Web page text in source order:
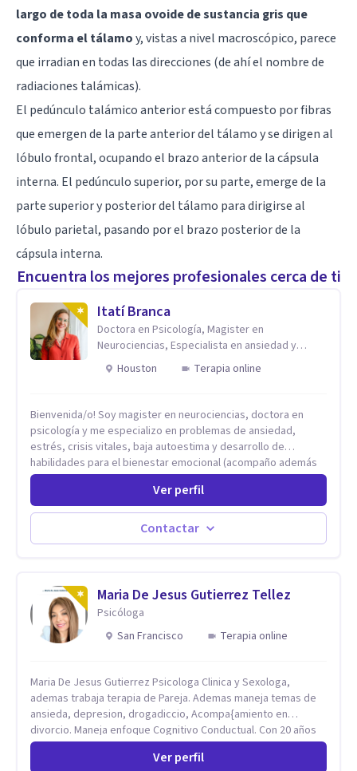
largo de toda la masa ovoide de sustancia gris que
conforma el tálamoy, vistas a nivel macroscópico, parece
que irradian en todas las direcciones (de ahí el nombre de
radiaciones talámicas).
El pedúnculo talámico anterior está compuesto por fibras
que emergen de la parte anterior del tálamo y se dirigen al
lóbulo frontal, ocupando el brazo anterior de la cápsula
interna. El pedúnculo superior, por su parte, emerge de la
parte superior y posterior del tálamo para dirigirse al
lóbulo parietal, pasando por el brazo posterior de la
cápsula interna.
Encuentra los mejores profesionales cerca de ti
Itatí Branca
Doctora en Psicología, Magister en
Neurociencias, Especialista en ansiedad y
mindfulness
Houston Terapia online
Bienvenida/o! Soy magister en neurociencias, doctora en
psicología y me especializo en problemas de ansiedad,
estrés, crisis vitales, baja autoestima y desarrollo de
habilidades para el bienestar emocional (acompaño además
problemáticas como la desregulación emocional, tendencias
perfeccionistas, liderazgo, problemas de sueño, depresión,
entre otras).
Ver perfil
Contactar
Maria De Jesus Gutierrez Tellez
Psicóloga
San Francisco
Terapia online
Maria De Jesus Gutierrez Psicologa Clinica y Sexologa,
ademas trabaja terapia de Pareja. Ademas maneja temas de
ansieda, depresion, drogadiccio, Acompa{amiento en
divorcio. Maneja enfoque Cognitivo Conductual. Con 20 años
de experiencia, constantemente capacitandose en las
diferntes areas de la Salud Mental.
Ver perfil